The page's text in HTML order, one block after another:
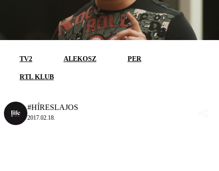
TV2 ALEKOSZ PER
RTL KLUB
#HÍRESLAJOS
2017.02.18.